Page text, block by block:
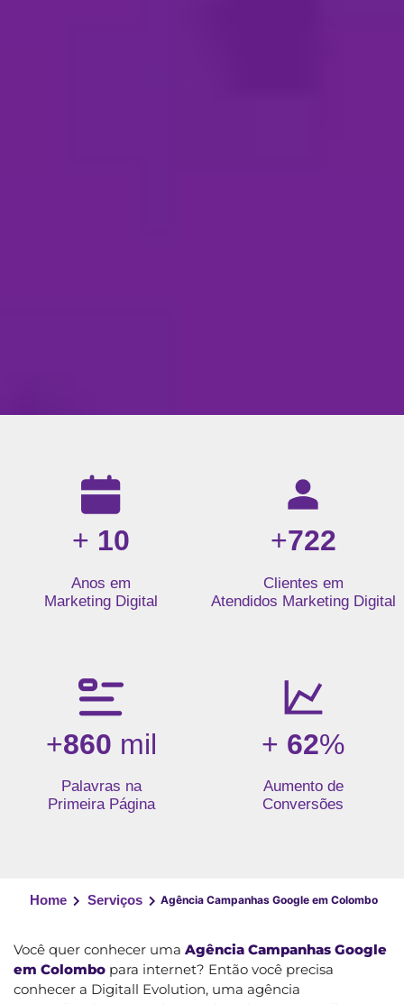
Resultados da nossa agência de marketing digital: mais
+ 10
Anos em
Marketing Digital
+722
Clientes em
Atendidos Marketing Digital
+860 mil
Palavras na
Primeira Página
+ 62%
Aumento de
Conversões
Home Serviços Agência Campanhas Google em Colombo
Você quer conhecer uma Agência Campanhas Google
em Colombo para internet? Então você precisa
conhecer a Digitall Evolution, uma agência